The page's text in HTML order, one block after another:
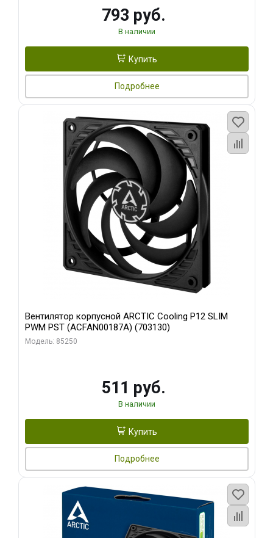
793 руб.
В наличии
Купить
Подробнее
Вентилятор корпусной ARCTIC Cooling P12 SLIM
PWM PST (ACFAN00187A) (703130)
Модель: 85250
511 руб.
В наличии
Купить
Подробнее